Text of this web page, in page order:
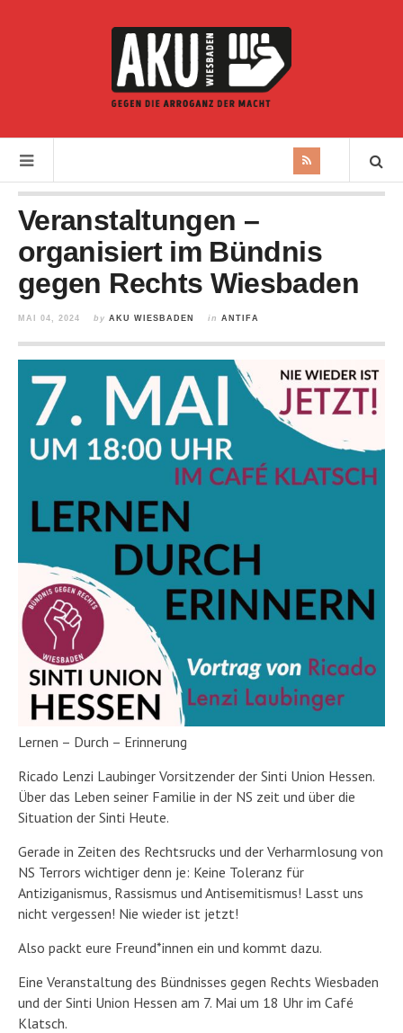
Veranstaltungen –
organisiert im Bündnis
gegen Rechts Wiesbaden
MAI 04, 2024 by AKU WIESBADEN in ANTIFA
Lernen – Durch – Erinnerung
Ricado Lenzi Laubinger Vorsitzender der Sinti Union Hessen.
Über das Leben seiner Familie in der NS zeit und über die
Situation der Sinti Heute.
Gerade in Zeiten des Rechtsrucks und der Verharmlosung von
NS Terrors wichtiger denn je: Keine Toleranz für
Antiziganismus, Rassismus und Antisemitismus! Lasst uns
nicht vergessen! Nie wieder ist jetzt!
Also packt eure Freund*innen ein und kommt dazu.
Eine Veranstaltung des Bündnisses gegen Rechts Wiesbaden
und der Sinti Union Hessen am 7. Mai um 18 Uhr im Café
Klatsch.